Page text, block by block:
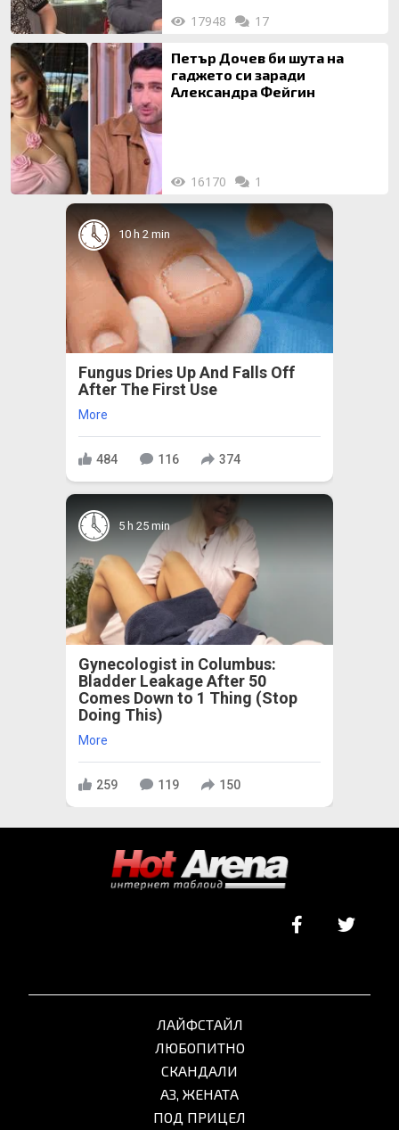
17948 17
Петър Дочев би шута на
гаджето си заради
Александра Фейгин
16170 1
10 h 2 min
Fungus Dries Up And Falls Off
After The First Use
More
484 116 374
5 h 25 min
Gynecologist in Columbus:
Bladder Leakage After 50
Comes Down to 1 Thing (Stop
Doing This)
More
259 119 150
ЛАЙФСТАЙЛ
ЛЮБОПИТНО
СКАНДАЛИ
АЗ, ЖЕНАТА
ПОД ПРИЦЕЛ